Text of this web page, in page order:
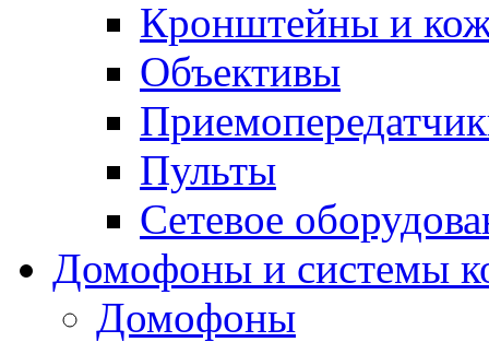
Кронштейны и
Объективы
Пульты
Сетевое
Домофоны и системы
Домофоны